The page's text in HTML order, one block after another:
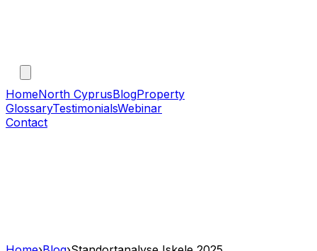
HomeNorth CyprusBlogProperty
GlossaryTestimonialsWebinar
Contact